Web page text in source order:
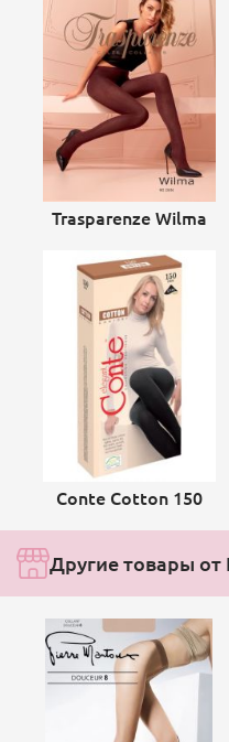
Trasparenze Wilma
Conte Cotton 150
Другие товары